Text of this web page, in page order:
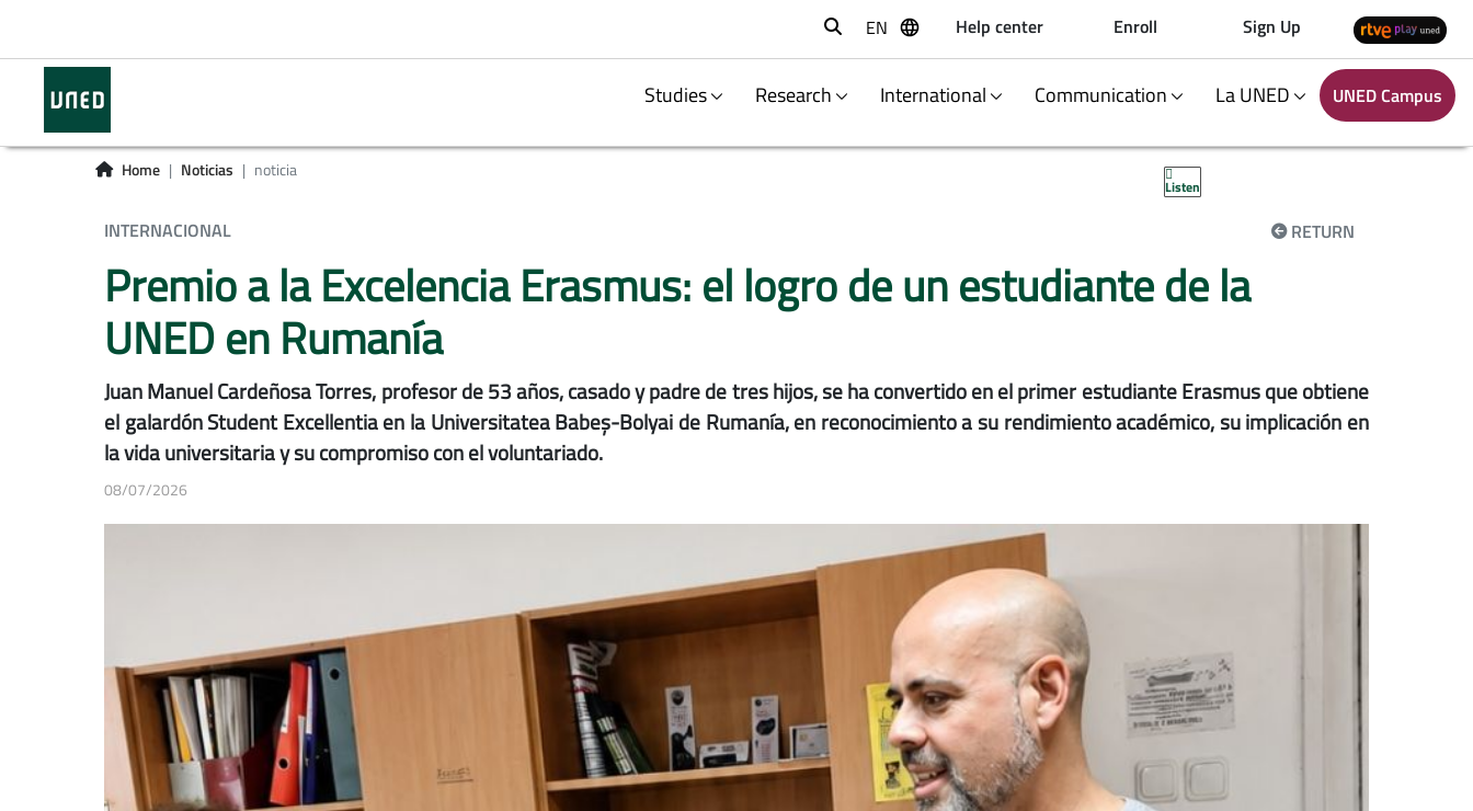
Buscar
EN Help center Enroll Sign Up
Studies Research International Communication La UNED UNED Campus
Home Noticias noticia
Listen
INTERNACIONAL RETURN
Premio a la Excelencia Erasmus: el logro de un estudiante de la
UNED en Rumanía
Juan Manuel Cardeñosa Torres, profesor de 53 años, casado y padre de tres hijos, se ha convertido en el primer estudiante Erasmus que obtiene
el galardón Student Excellentia en la Universitatea Babeș-Bolyai de Rumanía, en reconocimiento a su rendimiento académico, su implicación en
la vida universitaria y su compromiso con el voluntariado.
08/07/2026